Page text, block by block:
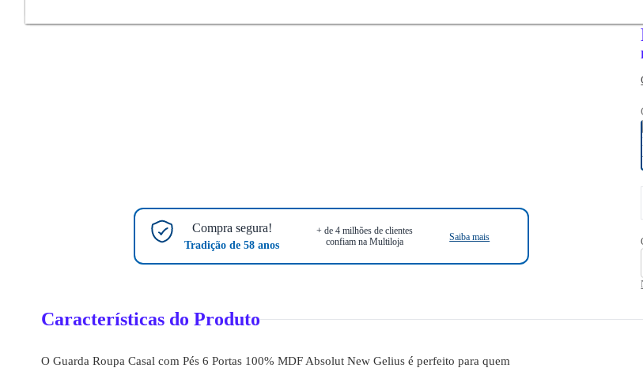
Compra segura!
Tradição de 58 anos
+ de 4 milhões de clientes
confiam na Multiloja
Saiba mais
Características do Produto
O Guarda Roupa Casal com Pés 6 Portas 100% MDF Absolut New Gelius é perfeito para quem